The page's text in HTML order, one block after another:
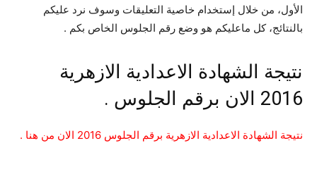
الأول، من خلال إستخدام خاصية التعليقات وسوف نرد عليكم
بالنتائج، كل ماعليكم هو وضع رقم الجلوس الخاص بكم .
نتيجة الشهادة الاعدادية الازهرية
2016 الان برقم الجلوس .
نتيجة الشهادة الاعدادية الازهرية برقم الجلوس 2016 الان من هنا .